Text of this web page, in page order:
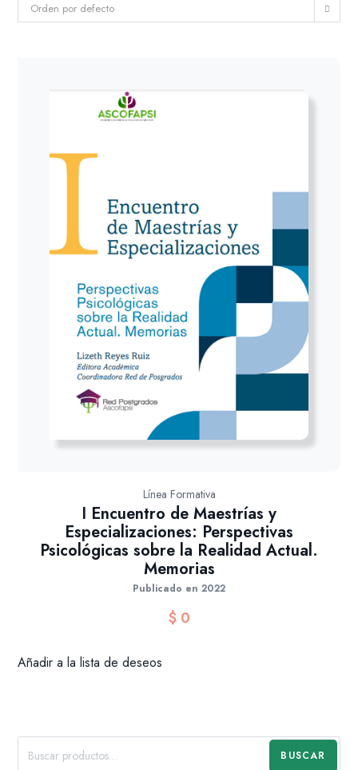
Orden por defecto
Línea Formativa
I Encuentro de Maestrías y
Especializaciones: Perspectivas
Psicológicas sobre la Realidad Actual.
Memorias
Publicado en 2022
$0
Añadir a la lista de deseos
BUSCAR